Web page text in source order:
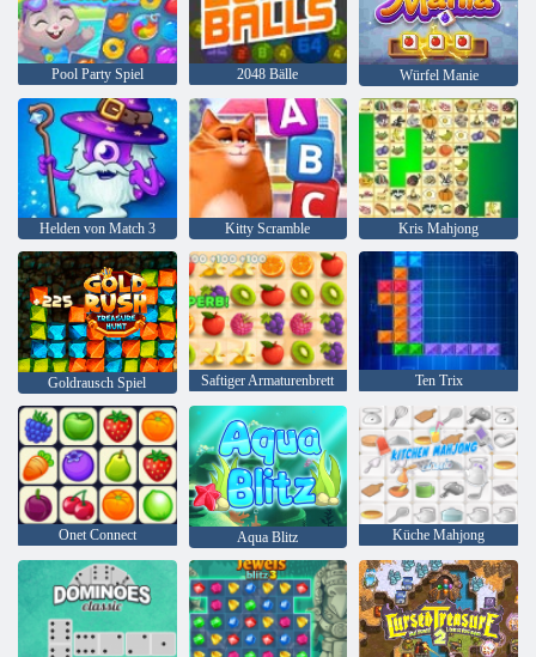
Pool Party Spiel 2048 Bälle Würfel Manie
Helden von Match 3 Kitty Scramble Kris Mahjong
Goldrausch Spiel Saftiger Armaturenbrett Ten Trix
Onet Connect Aqua Blitz Küche Mahjong